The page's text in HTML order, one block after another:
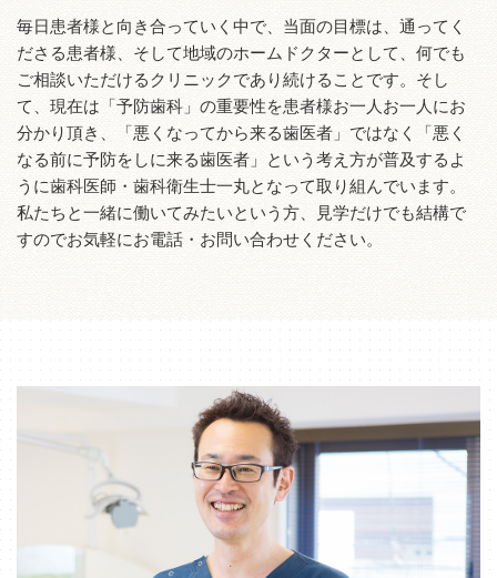
毎日患者様と向き合っていく中で、当面の目標は、通ってく
ださる患者様、そして地域のホームドクターとして、何でも
ご相談いただけるクリニックであり続けることです。そし
て、現在は「予防歯科」の重要性を患者様お一人お一人にお
分かり頂き、「悪くなってから来る歯医者」ではなく「悪く
なる前に予防をしに来る歯医者」という考え方が普及するよ
うに歯科医師・歯科衛生士一丸となって取り組んでいます。
私たちと一緒に働いてみたいという方、見学だけでも結構で
すのでお気軽にお電話・お問い合わせください。